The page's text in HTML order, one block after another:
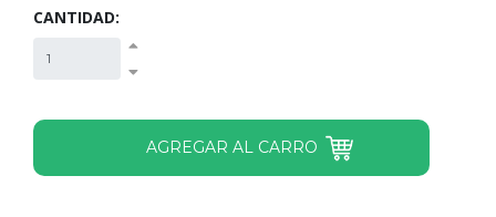
CANTIDAD: